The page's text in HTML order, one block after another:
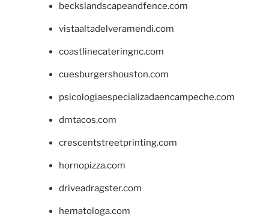
beckslandscapeandfence.com
vistaaltadelveramendi.com
coastlinecateringnc.com
cuesburgershouston.com
psicologiaespecializadaencampeche.com
dmtacos.com
crescentstreetprinting.com
hornopizza.com
driveadragster.com
hematologa.com